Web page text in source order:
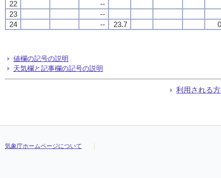
22
--
23
--
24
-- 23.7
値欄の記号の説明
天気欄と記事欄の記号の説明
利用される
気象庁ホームページについて